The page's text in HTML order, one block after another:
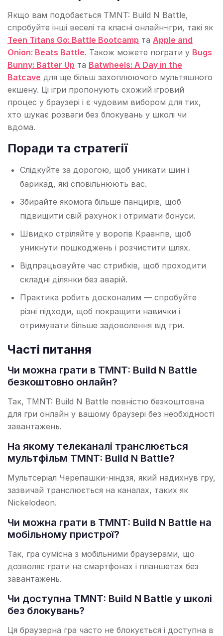
Якщо вам подобається TMNT: Build N Battle,
спробуйте інші веселі та класні онлайн-ігри, такі як
Teen Titans Go: Battle Bootcamp та Apple and
Onion: Beats Battle. Також можете пограти у Bugs
Bunny: Batter Up та Batwheels: A Day in the
Batcave для ще більш захоплюючого мультяшного
екшену. Ці ігри пропонують схожий ігровий
процес у браузері і є чудовим вибором для тих,
хто шукає розваги без блокувань у школі чи
вдома.
Поради та стратегії
Слідкуйте за дорогою, щоб уникати шин і
барикад, які сповільнюють вас.
Збирайте якомога більше панцирів, щоб
підвищити свій рахунок і отримати бонуси.
Швидко стріляйте у ворогів Краангів, щоб
уникнути пошкоджень і розчистити шлях.
Відпрацьовуйте час стрибків, щоб проходити
складні ділянки без аварій.
Практика робить досконалим — спробуйте
різні підходи, щоб покращити навички і
отримувати більше задоволення від гри.
Часті питання
Чи можна грати в TMNT: Build N Battle
безкоштовно онлайн?
Так, TMNT: Build N Battle повністю безкоштовна
для гри онлайн у вашому браузері без необхідності
завантажень.
На якому телеканалі транслюється
мультфільм TMNT: Build N Battle?
Мультсеріал Черепашки-ніндзя, який надихнув гру,
зазвичай транслюється на каналах, таких як
Nickelodeon.
Чи можна грати в TMNT: Build N Battle на
мобільному пристрої?
Так, гра сумісна з мобільними браузерами, що
дозволяє грати на смартфонах і планшетах без
завантажень.
Чи доступна TMNT: Build N Battle у школі
без блокувань?
Ця браузерна гра часто не блокується і доступна в